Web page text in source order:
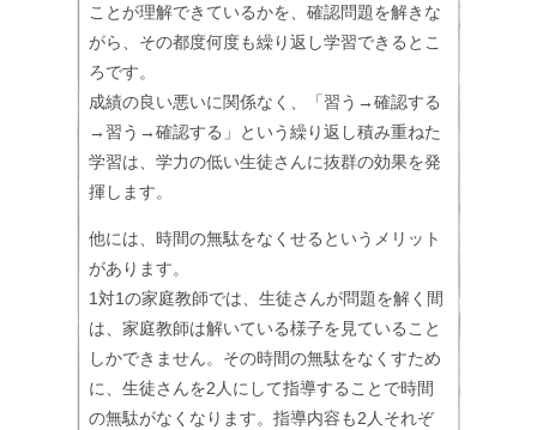
ことが理解できているかを、確認問題を解きな
がら、その都度何度も繰り返し学習できるとこ
ろです。
成績の良い悪いに関係なく、「習う→確認する
→習う→確認する」という繰り返し積み重ねた
学習は、学力の低い生徒さんに抜群の効果を発
揮します。
他には、時間の無駄をなくせるというメリット
があります。
1対1の家庭教師では、生徒さんが問題を解く間
は、家庭教師は解いている様子を見ていること
しかできません。その時間の無駄をなくすため
に、生徒さんを2人にして指導することで時間
の無駄がなくなります。指導内容も2人それぞ